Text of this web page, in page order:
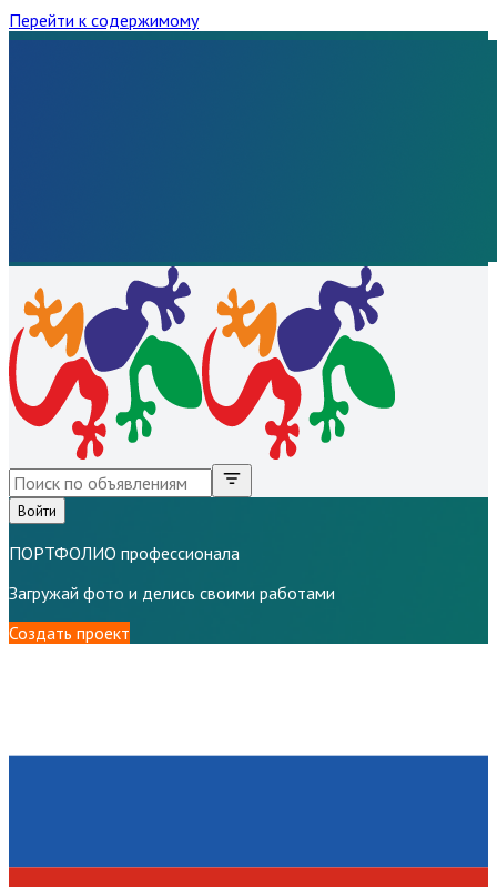
Перейти к содержимому
Войти
ПОРТФОЛИО профессионала
Загружай фото и делись своими работами
Создать проект